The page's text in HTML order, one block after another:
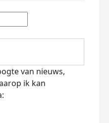
van nieuws,
ik kan